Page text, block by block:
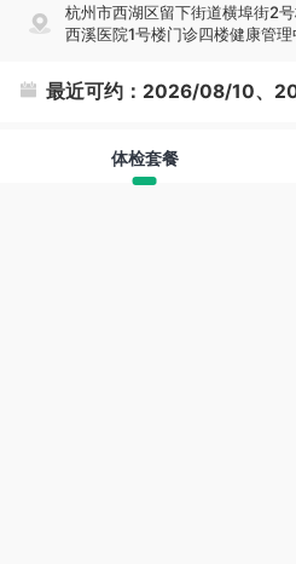
杭州市西湖区留下街道横埠街2
西溪医院1号楼门诊四楼健康管理
最近可约： 2026/08/10、
体检套餐